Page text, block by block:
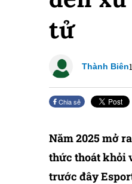
tử
Thành Biên
Chia sẻ
Năm 2025 mở
thức thoát khỏi
trước đây